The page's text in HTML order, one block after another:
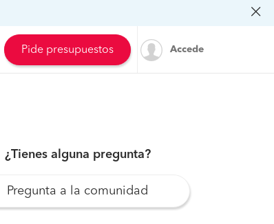
Pide presupuestos Accede
¿Tienes alguna pregunta?
Pregunta a la comunidad